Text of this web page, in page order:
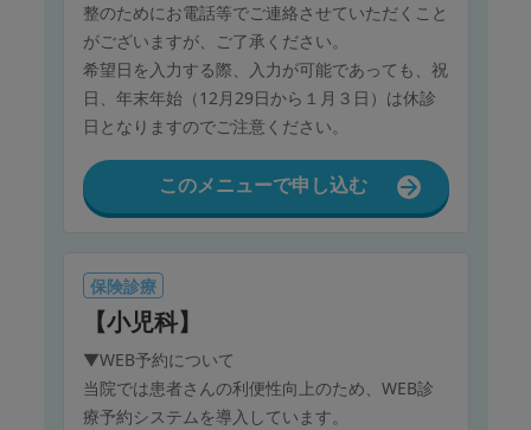
整のためにお電話等でご連絡させていただくこと
がございますが、ご了承ください。
希望日を入力する際、入力が可能であっても、祝
日、年末年始（12月29日から１月３日）は休診
日となりますのでご注意ください。
このメニューで申し込む
保険診療
【小児科】
▼WEB予約について
当院では患者さんの利便性向上のため、WEB診
療予約システムを導入しています。